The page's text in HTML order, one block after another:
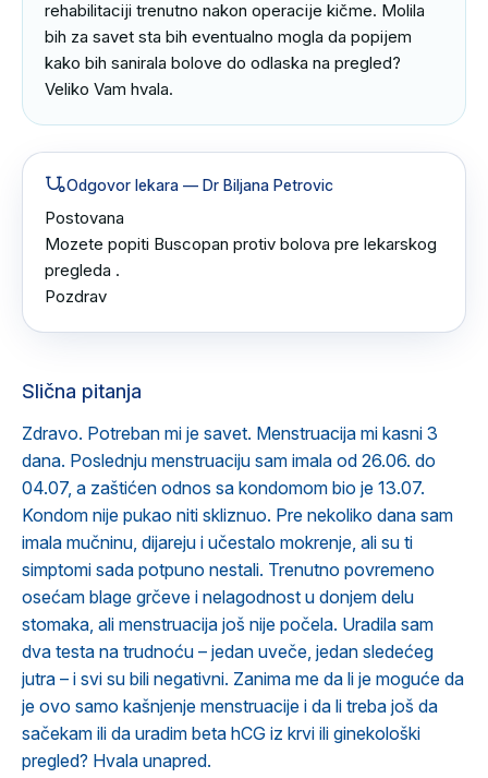
rehabilitaciji trenutno nakon operacije kičme. Molila
bih za savet sta bih eventualno mogla da popijem
kako bih sanirala bolove do odlaska na pregled?
Veliko Vam hvala.
Odgovor lekara — Dr Biljana Petrovic
Postovana
Mozete popiti Buscopan protiv bolova pre lekarskog
pregleda .
Pozdrav
Slična pitanja
Zdravo. Potreban mi je savet. Menstruacija mi kasni 3
dana. Poslednju menstruaciju sam imala od 26.06. do
04.07, a zaštićen odnos sa kondomom bio je 13.07.
Kondom nije pukao niti skliznuo. Pre nekoliko dana sam
imala mučninu, dijareju i učestalo mokrenje, ali su ti
simptomi sada potpuno nestali. Trenutno povremeno
osećam blage grčeve i nelagodnost u donjem delu
stomaka, ali menstruacija još nije počela. Uradila sam
dva testa na trudnoću – jedan uveče, jedan sledećeg
jutra – i svi su bili negativni. Zanima me da li je moguće da
je ovo samo kašnjenje menstruacije i da li treba još da
sačekam ili da uradim beta hCG iz krvi ili ginekološki
pregled? Hvala unapred.